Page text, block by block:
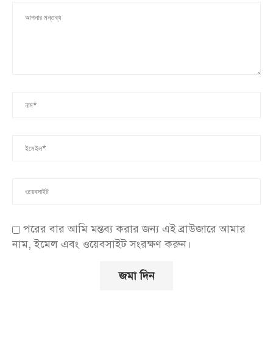
পরের বার আমি মন্তব্য করার জন্য এই ব্রাউজারে আমার
নাম, ইমেল এবং ওয়েবসাইট সংরক্ষণ করুন।